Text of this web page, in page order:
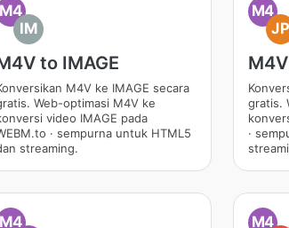
M4
IM
to IMAGE
M4V ke IMAGE secara
Web-optimasi M4V ke
video IMAGE pada
· sempurna untuk HTML5
streaming.
M4
JP
gratis.
·
M4
M4